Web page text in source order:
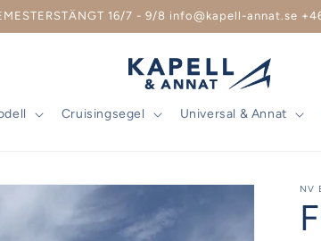
16/7 - 9/8 info@kapell-annat.se
Cruisingsegel Universal & Annat
NV